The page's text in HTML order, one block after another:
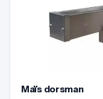
Maïs dorsman